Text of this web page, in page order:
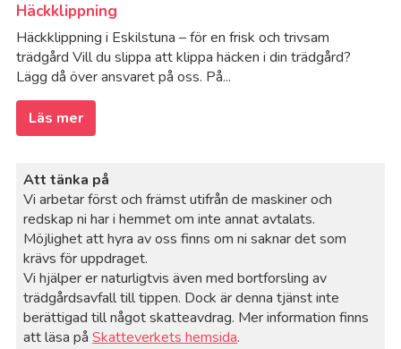
Häckklippning
Häckklippning i Eskilstuna – för en frisk och trivsam
trädgård Vill du slippa att klippa häcken i din trädgård?
Lägg då över ansvaret på oss. På...
Läs mer
Att tänka på
Vi arbetar först och främst utifrån de maskiner och
redskap ni har i hemmet om inte annat avtalats.
Möjlighet att hyra av oss finns om ni saknar det som
krävs för uppdraget.
Vi hjälper er naturligtvis även med bortforsling av
trädgårdsavfall till tippen. Dock är denna tjänst inte
berättigad till något skatteavdrag. Mer information finns
att läsa påSkatteverkets hemsida.